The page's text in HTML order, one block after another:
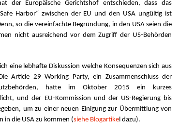
der Europäische Gerichtshof entschieden, dass das
Harbor“ zwischen der EU und den USA ungültig ist
so die vereinfachte Begründung, in den USA seien die
nicht ausreichend vor dem Zugriff der US-Behörden
eine lebhafte Diskussion welche Konsequenzen sich aus
Article 29 Working Party, ein Zusammenschluss der
hatte im Oktober 2015 ein kurzes
und der EU-Kommission und der US-Regierung bis
um zu einer neuen Einigung zur Übermittlung von
in die USA zu kommen (siehe Blogartikel dazu).